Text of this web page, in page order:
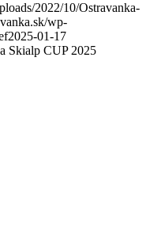
2022/10/Ostravanka-
wp-
2025-01-17
Skialp CUP 2025